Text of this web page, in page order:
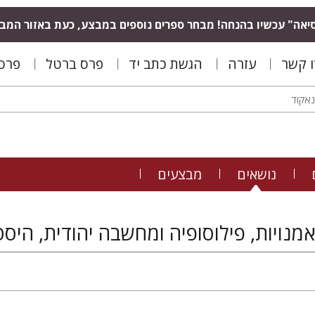
עכשיו בהנחה! מבחר ספרים נוספים במבצע, כעת באזור
קשר עזרה הגשת כתב יד פרס ברטל
נושאים מבצעים
פילוסופיה ומחשבה יהודית,